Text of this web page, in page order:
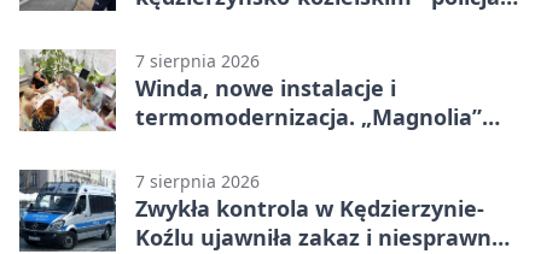
7 sierpnia 2026
Winda, nowe instalacje i
termomodernizacja. „Magnolia”
7 sierpnia 2026
Zwykła kontrola w Kędzierzynie-
Koźlu ujawniła zakaz i niesprawne